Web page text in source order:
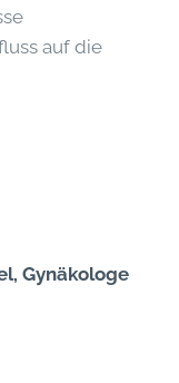
auf die
Gynäkologe